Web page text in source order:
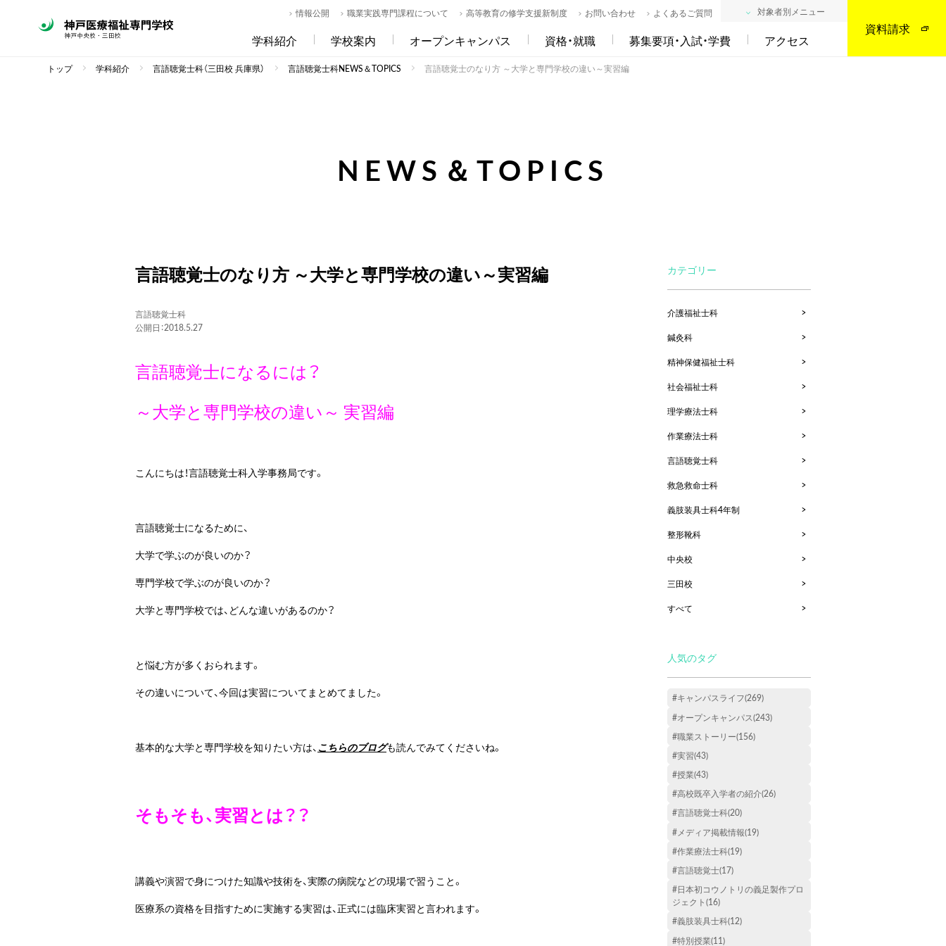
資料請求
学科紹介 学校案内 オープンキャンパス 資格・就職 募集要項・入試・学費 アクセス
情報公開 職業実践専門課程について 高等教育の修学支援新制度 お問い合わせ よくあるご質問 対象者別メニュー
トップ 学科紹介 言語聴覚士科（三田校 兵庫県） 言語聴覚士科NEWS＆TOPICS 言語聴覚士のなり方 ～大学と専門学校の違い～実習編
NEWS＆TOPICS
言語聴覚士のなり方 ～大学と専門学校の違い～実習編
言語聴覚士科
公開日：2018.5.27
言語聴覚士になるには？
～大学と専門学校の違い～ 実習編
こんにちは！言語聴覚士科入学事務局です。
言語聴覚士になるために、
大学で学ぶのが良いのか？
専門学校で学ぶのが良いのか？
大学と専門学校では、どんな違いがあるのか？
と悩む方が多くおられます。
その違いについて、今回は実習についてまとめてました。
基本的な大学と専門学校を知りたい方は、 こちらのブログも読んでみてくださいね。
そもそも、実習とは？？
講義や演習で身につけた知識や技術を、実際の病院などの現場で習うこと。
医療系の資格を目指すために実施する実習は、正式には臨床実習と言われます。
カテゴリー
介護福祉士科
鍼灸科
精神保健福祉士科
社会福祉士科
理学療法士科
作業療法士科
言語聴覚士科
救急救命士科
義肢装具士科4年制
整形靴科
中央校
三田校
すべて
人気のタグ
#キャンパスライフ(269)
#オープンキャンパス(243)
#職業ストーリー(156)
#実習(43)
#授業(43)
#高校既卒入学者の紹介(26)
#言語聴覚士科(20)
#メディア掲載情報(19)
#作業療法士科(19)
#言語聴覚士(17)
#日本初コウノトリの義足製作プロ
ジェクト(16)
#義肢装具士科(12)
#特別授業(11)